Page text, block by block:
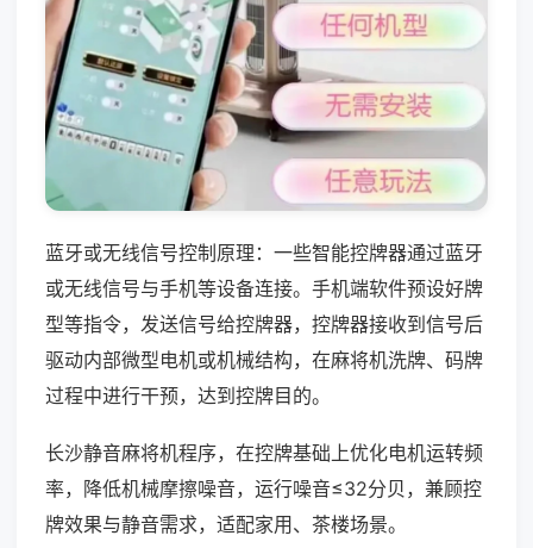
蓝牙或无线信号控制原理：一些智能控牌器通过蓝牙
或无线信号与手机等设备连接。手机端软件预设好牌
型等指令，发送信号给控牌器，控牌器接收到信号后
驱动内部微型电机或机械结构，在麻将机洗牌、码牌
过程中进行干预，达到控牌目的。
长沙静音麻将机程序，在控牌基础上优化电机运转频
率，降低机械摩擦噪音，运行噪音≤32分贝，兼顾控
牌效果与静音需求，适配家用、茶楼场景。